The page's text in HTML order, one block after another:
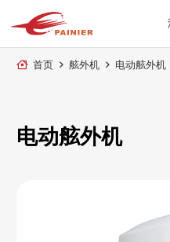
首页 舷外机 电动舷外机
电动舷外机